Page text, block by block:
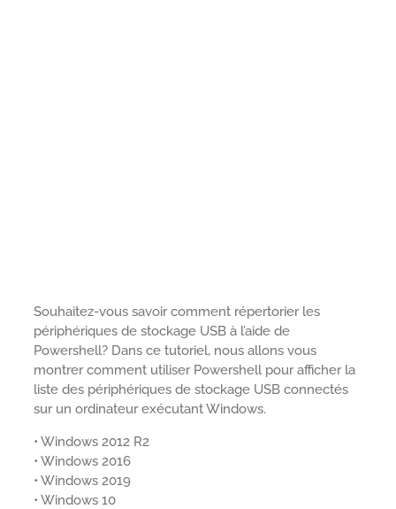
Souhaitez-vous savoir comment répertorier les
périphériques de stockage USB à l’aide de
Powershell? Dans ce tutoriel, nous allons vous
montrer comment utiliser Powershell pour afficher la
liste des périphériques de stockage USB connectés
sur un ordinateur exécutant Windows.
• Windows 2012 R2
• Windows 2016
• Windows 2019
• Windows 10